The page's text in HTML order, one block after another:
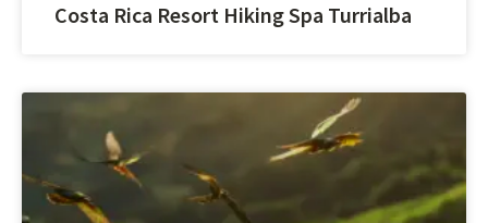
Costa Rica Resort Hiking Spa Turrialba